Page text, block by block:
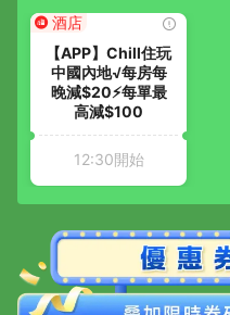
酒店
【APP】Chill住玩
中國內地√每房每
晚減$20⚡每單最
高減$100
12:30開始